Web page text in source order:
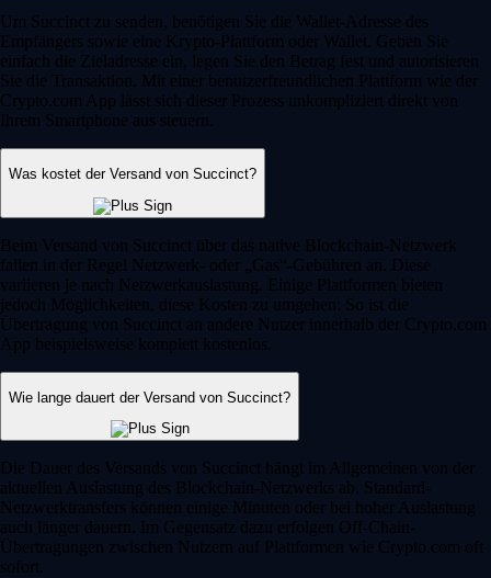
Um Succinct zu senden, benötigen Sie die Wallet-Adresse des
Empfängers sowie eine Krypto-Plattform oder Wallet. Geben Sie
einfach die Zieladresse ein, legen Sie den Betrag fest und autorisieren
Sie die Transaktion. Mit einer benutzerfreundlichen Plattform wie der
Crypto.com App lässt sich dieser Prozess unkompliziert direkt von
Ihrem Smartphone aus steuern.
Was kostet der Versand von Succinct?
Beim Versand von Succinct über das native Blockchain-Netzwerk
fallen in der Regel Netzwerk- oder „Gas“-Gebühren an. Diese
variieren je nach Netzwerkauslastung. Einige Plattformen bieten
jedoch Möglichkeiten, diese Kosten zu umgehen: So ist die
Übertragung von Succinct an andere Nutzer innerhalb der Crypto.com
App beispielsweise komplett kostenlos.
Wie lange dauert der Versand von Succinct?
Die Dauer des Versands von Succinct hängt im Allgemeinen von der
aktuellen Auslastung des Blockchain-Netzwerks ab. Standard-
Netzwerktransfers können einige Minuten oder bei hoher Auslastung
auch länger dauern. Im Gegensatz dazu erfolgen Off-Chain-
Übertragungen zwischen Nutzern auf Plattformen wie Crypto.com oft
sofort.